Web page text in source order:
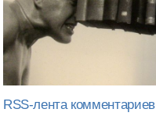
RSS-лента комментариев